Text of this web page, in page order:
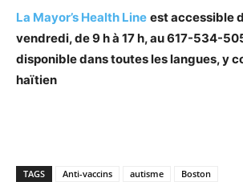
La Mayor’s Health Line est accessible
vendredi, de 9 h à 17 h, au 617-534-
disponible dans toutes les langues, y
haïtien
TAGS Anti-vaccins autisme
Boston